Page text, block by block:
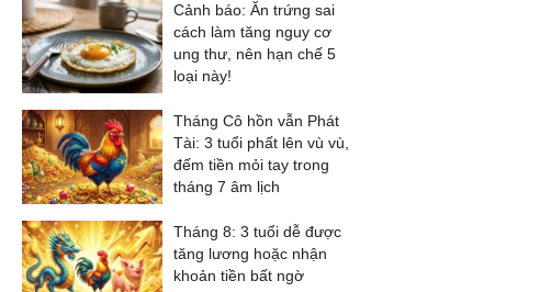
Cảnh báo: Ăn trứng sai
cách làm tăng nguy cơ
ung thư, nên hạn chế 5
loại này!
Tháng Cô hồn vẫn Phát
Tài: 3 tuổi phất lên vù vù,
đếm tiền mỏi tay trong
tháng 7 âm lịch
Tháng 8: 3 tuổi dễ được
tăng lương hoặc nhận
khoản tiền bất ngờ